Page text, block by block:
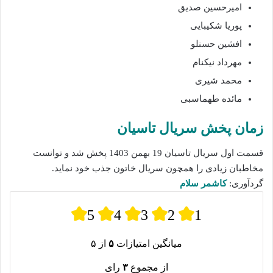
امیرحسین صدیق
پوریا شکیبایی
افشین حسنلو
مهرداد نیکنام
محمد شیری
مائده طهماسبی
زمان پخش سریال تاسیان
قسمت اول سریال تاسیان 19 بهمن 1403 پخش شد و توانست
مخاطبان زیادی را همچون سریال خاتون جذب خود نماید.
گردآوری:کاشمر سلام
5 4 3 2 1
میانگین امتیازات ۵ از ۵
از مجموع ۳ رای